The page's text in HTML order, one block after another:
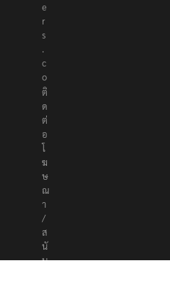
e
r
s
.
c
o
ติ
ด
ต่
อ
โ
ฆ
ษ
ณ
า
/
ส
นั
บ